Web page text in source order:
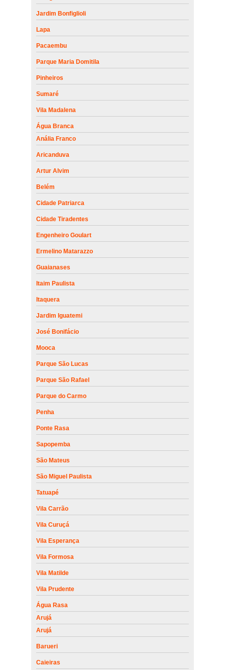
Jardim Bonfiglioli
Lapa
Pacaembu
Parque Maria Domitila
Pinheiros
Sumaré
Vila Madalena
Água Branca
Anália Franco
Aricanduva
Artur Alvim
Belém
Cidade Patriarca
Cidade Tiradentes
Engenheiro Goulart
Ermelino Matarazzo
Guaianases
Itaim Paulista
Itaquera
Jardim Iguatemi
José Bonifácio
Mooca
Parque São Lucas
Parque São Rafael
Parque do Carmo
Penha
Ponte Rasa
Sapopemba
São Mateus
São Miguel Paulista
Tatuapé
Vila Carrão
Vila Curuçá
Vila Esperança
Vila Formosa
Vila Matilde
Vila Prudente
Água Rasa
Arujá
Arujá
Barueri
Caieiras